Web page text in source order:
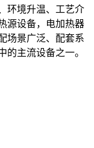
环境升温、工艺介
源设备，电加热器
场景广泛、配套系
的主流设备之一。